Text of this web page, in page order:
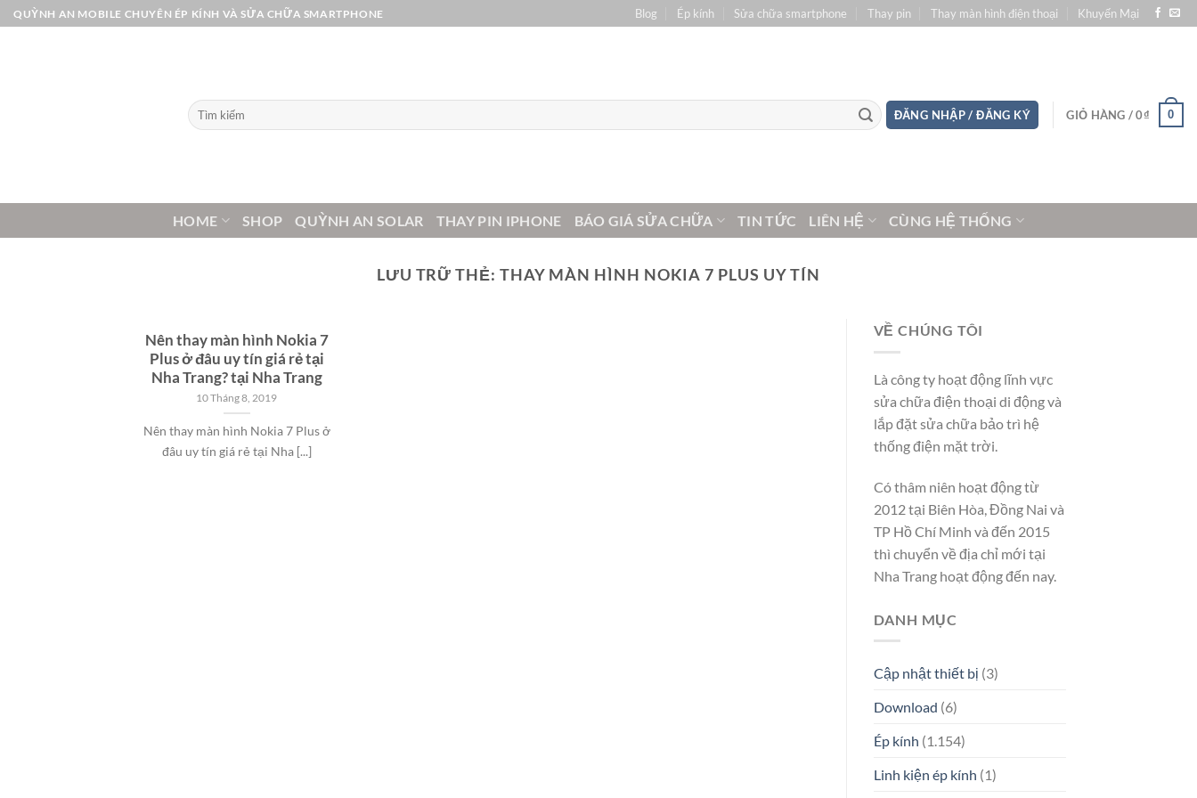
Bỏ
qua
QUỲNH AN MOBILE CHUYÊN ÉP KÍNH VÀ SỬA CHỮA SMARTPHONE Blog Ép kính Sửa chữa smartphone Thay pin Thay màn hình điện thoại Khuyến Mại
Tìm
kiếm:
ĐĂNG NHẬP / ĐĂNG KÝ GIỎ HÀNG /0₫ 0
HOME SHOP QUỲNH AN SOLAR THAY PIN IPHONE BÁO GIÁ SỬA CHỮA TIN TỨC LIÊN HỆ CÙNG HỆ THỐNG
LƯU TRỮ THẺ: THAY MÀN HÌNH NOKIA 7 PLUS UY TÍN
Nên thay màn hình Nokia 7
Plus ở đâu uy tín giá rẻ tại
Nha Trang? tại Nha Trang
10 Tháng 8, 2019
Nên thay màn hình Nokia 7 Plus ở
đâu uy tín giá rẻ tại Nha [...]
VỀ CHÚNG TÔI
Là công ty hoạt động lĩnh vực
sửa chữa điện thoại di động và
lắp đặt sửa chữa bảo trì hệ
thống điện mặt trời.
Có thâm niên hoạt động từ
2012 tại Biên Hòa, Đồng Nai và
TP Hồ Chí Minh và đến 2015
thì chuyển về địa chỉ mới tại
Nha Trang hoạt động đến nay.
DANH MỤC
Cập nhật thiết bị (3)
Download (6)
Ép kính (1.154)
Linh kiện ép kính (1)